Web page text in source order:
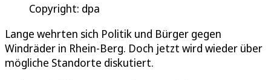
Copyright: dpa
Lange wehrten sich Politik und Bürger gegen
Windräder in Rhein-Berg. Doch jetzt wird wieder über
mögliche Standorte diskutiert.